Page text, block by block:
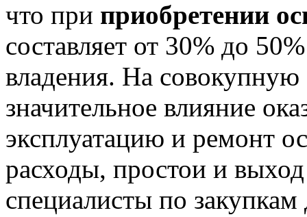
что при приобретении
составляет от 30% до
владения. На совокупную
значительное влияние
эксплуатацию и ремонт
расходы, простои и
специалисты по